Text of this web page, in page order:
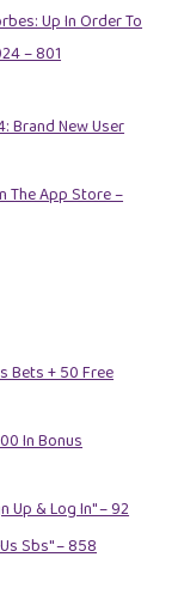
Up In Order To
– 801
Brand New User
The App Store –
Bets + 50 Free
In Bonus
Up & Log In" – 92
Sbs" – 858